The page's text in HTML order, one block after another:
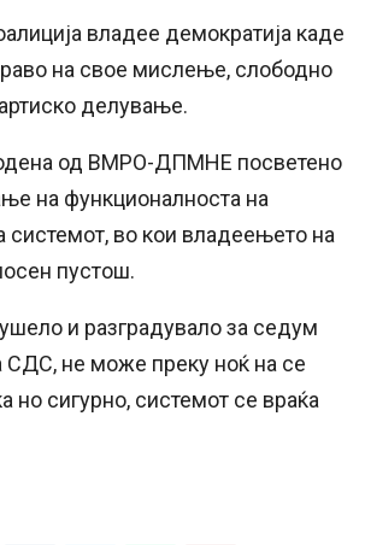
владее демократија каде
на свое мислење, слободно
делување.
од ВМРО-ДПМНЕ посветено
на функционалноста на
системот, во кои владеењето на
пустош.
и разградувало за седум
СДС, не може преку ноќ на се
но сигурно, системот се враќа